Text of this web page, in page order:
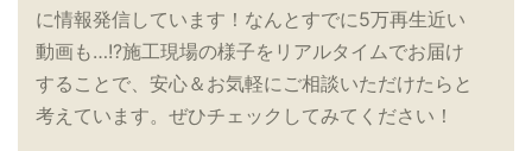
に情報発信しています！なんとすでに5万再生近い
動画も…!?施工現場の様子をリアルタイムでお届け
することで、安心＆お気軽にご相談いただけたらと
考えています。ぜひチェックしてみてください！